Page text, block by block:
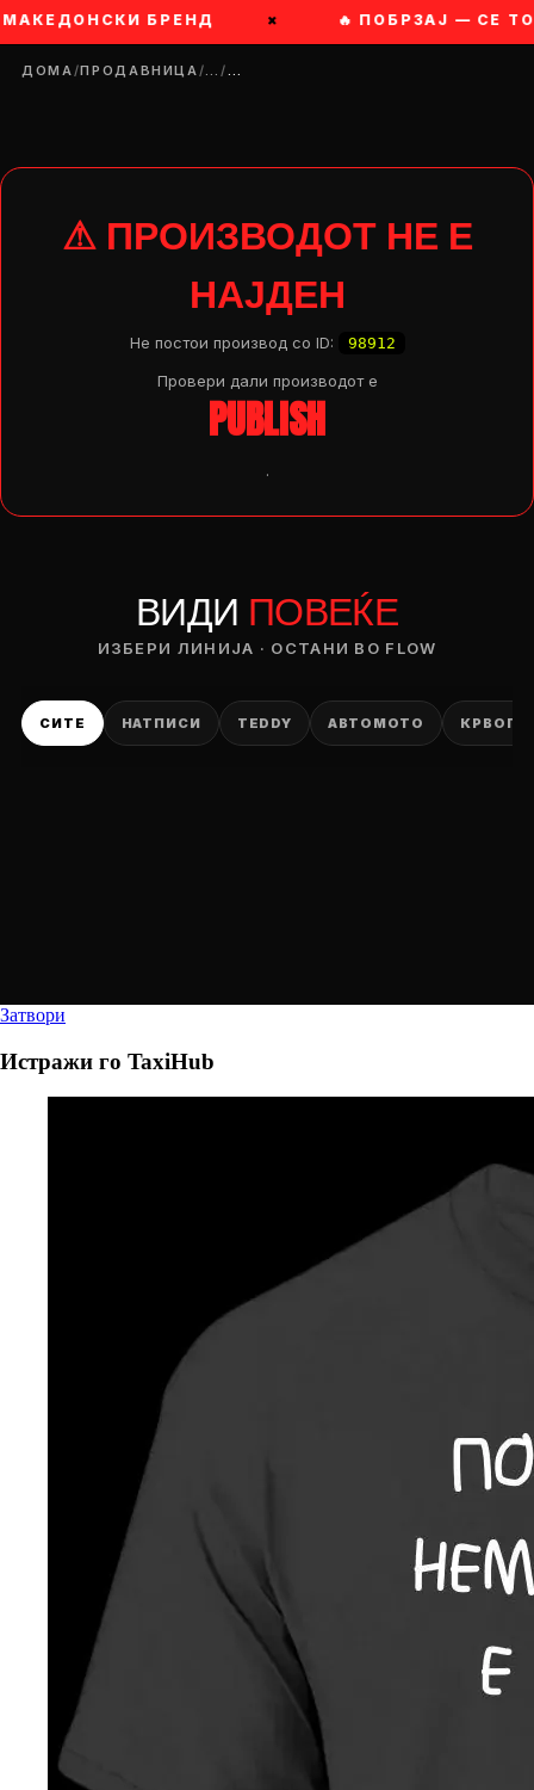
БРЕНД 🔥 ПОБРЗАЈ — СЕ ТОПАТ
ДОМА/ПРОДАВНИЦА/…/…
⚠ ПРОИЗВОДОТ НЕ Е
НАЈДЕН
Не постои производ со ID: 98912
Провери дали производот e
PUBLISH
.
ВИДИ ПОВЕЌЕ
ИЗБЕРИ ЛИНИЈА · ОСТАНИ ВО FLOW
СИТЕ НАТПИСИ TEDDY АВТОМОТО
Затвори
Истражи го TaxiHub